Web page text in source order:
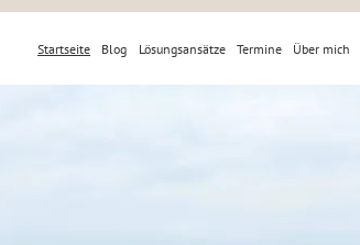
Startseite Blog Lösungsansätze Termine Über mich